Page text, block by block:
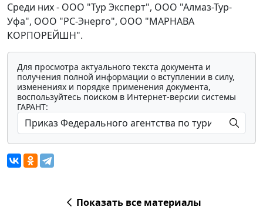
Среди них - ООО "Тур Эксперт", ООО "Алмаз-Тур-
Уфа", ООО "РС-Энерго", ООО "МАРНАВА
КОРПОРЕЙШН".
Для просмотра актуального текста документа и
получения полной информации о вступлении в силу,
изменениях и порядке применения документа,
воспользуйтесь поиском в Интернет-версии системы
ГАРАНТ:
Показать все материалы